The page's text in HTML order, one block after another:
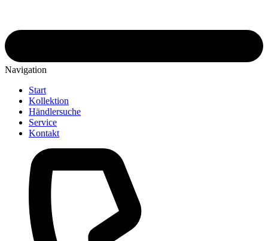
Navigation
Start
Kollektion
Händlersuche
Service
Kontakt